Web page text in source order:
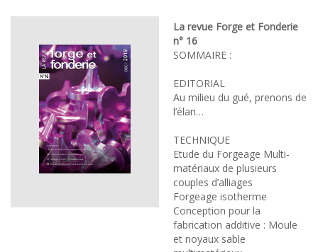
La revue Forge et Fonderie
n° 16
SOMMAIRE :
EDITORIAL
Au milieu du gué, prenons de
l’élan…
TECHNIQUE
Etude du Forgeage Multi-
matériaux de plusieurs
couples d’alliages
Forgeage isotherme
Conception pour la
fabrication additive : Moule
et noyaux sable